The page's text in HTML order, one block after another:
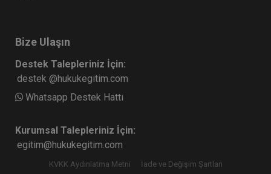
Bize Ulaşın
Destek Talepleriniz İçin:
destek @hukukegitim.com
Whatsapp Destek Hattı
Kurumsal Talepleriniz İçin:
egitim@hukukegitim.com
KVKK Aydınlatma Metni İade ve Değişim Şartları